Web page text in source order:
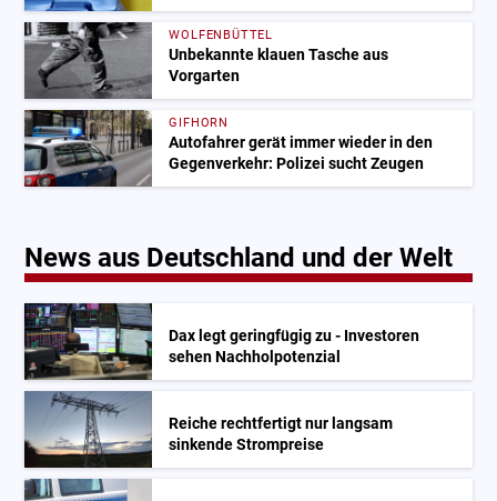
WOLFENBÜTTEL
Unbekannte klauen Tasche aus
Vorgarten
GIFHORN
Autofahrer gerät immer wieder in den
Gegenverkehr: Polizei sucht Zeugen
News aus Deutschland und der Welt
Dax legt geringfügig zu - Investoren
sehen Nachholpotenzial
Reiche rechtfertigt nur langsam
sinkende Strompreise